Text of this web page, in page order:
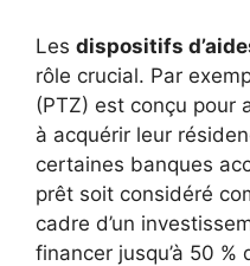
Les dispositifs
rôle crucial. Par
(PTZ) est conçu pour
à acquérir leur
certaines banques
prêt soit considéré
cadre d’un
financer jusqu’à 50